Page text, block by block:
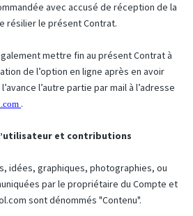
avec accusé de réception de la
résilier le présent Contrat.
mettre fin au présent Contrat à
de l’option en ligne après en avoir
l’autre partie par mail à l’adresse
.
et contributions
idées, graphiques, photographies, ou
par le propriétaire du Compte et
sont dénommés "Contenu".